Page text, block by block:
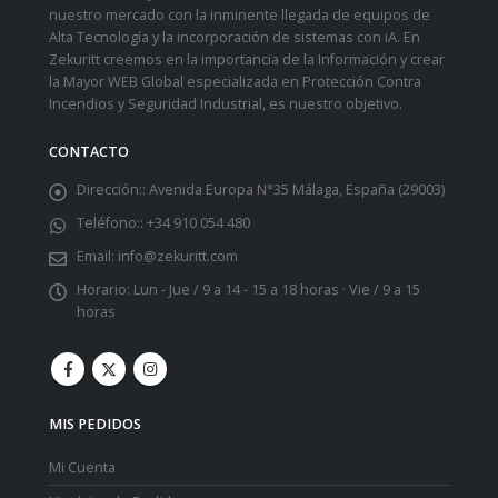
nuestro mercado con la inminente llegada de equipos de
Alta Tecnología y la incorporación de sistemas con iA. En
Zekuritt creemos en la importancia de la Información y crear
la Mayor WEB Global especializada en Protección Contra
Incendios y Seguridad Industrial, es nuestro objetivo.
CONTACTO
Dirección:: Avenida Europa N°35 Málaga, España (29003)
Teléfono:: +34 910 054 480
Email: info@zekuritt.com
Horario: Lun - Jue / 9 a 14 - 15 a 18 horas · Vie / 9 a 15
horas
MIS PEDIDOS
Mi Cuenta